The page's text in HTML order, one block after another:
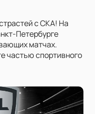
с СКА! На
Петербурге
матчах.
частью спортивного